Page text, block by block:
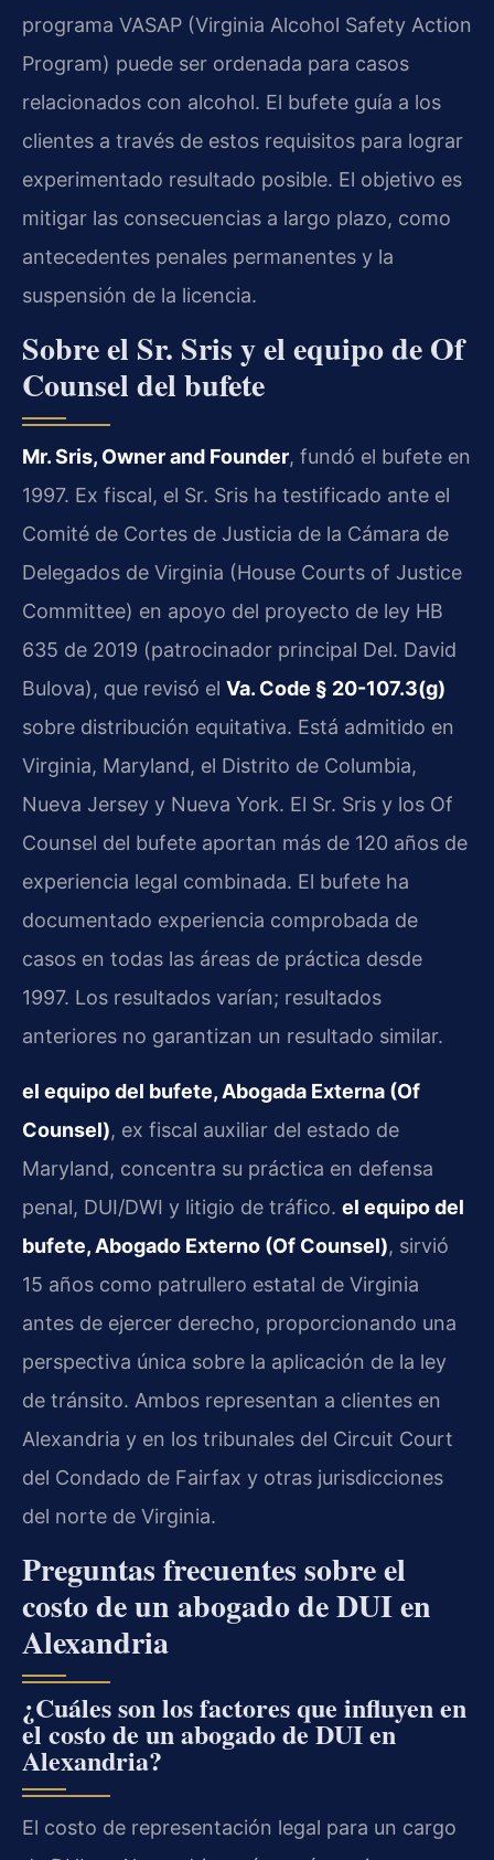
programa VASAP (Virginia Alcohol Safety Action
Program) puede ser ordenada para casos
relacionados con alcohol. El bufete guía a los
clientes a través de estos requisitos para lograr
experimentado resultado posible. El objetivo es
mitigar las consecuencias a largo plazo, como
antecedentes penales permanentes y la
suspensión de la licencia.
Sobre el Sr. Sris y el equipo de Of
Counsel del bufete
Mr. Sris, Owner and Founder, fundó el bufete en
1997. Ex fiscal, el Sr. Sris ha testificado ante el
Comité de Cortes de Justicia de la Cámara de
Delegados de Virginia (House Courts of Justice
Committee) en apoyo del proyecto de ley HB
635 de 2019 (patrocinador principal Del. David
Bulova), que revisó el Va. Code § 20-107.3(g)
sobre distribución equitativa. Está admitido en
Virginia, Maryland, el Distrito de Columbia,
Nueva Jersey y Nueva York. El Sr. Sris y los Of
Counsel del bufete aportan más de 120 años de
experiencia legal combinada. El bufete ha
documentado experiencia comprobada de
casos en todas las áreas de práctica desde
1997. Los resultados varían; resultados
anteriores no garantizan un resultado similar.
el equipo del bufete, Abogada Externa (Of
Counsel), ex fiscal auxiliar del estado de
Maryland, concentra su práctica en defensa
penal, DUI/DWI y litigio de tráfico. el equipo del
bufete, Abogado Externo (Of Counsel), sirvió
15 años como patrullero estatal de Virginia
antes de ejercer derecho, proporcionando una
perspectiva única sobre la aplicación de la ley
de tránsito. Ambos representan a clientes en
Alexandria y en los tribunales del Circuit Court
del Condado de Fairfax y otras jurisdicciones
del norte de Virginia.
Preguntas frecuentes sobre el
costo de un abogado de DUI en
Alexandria
¿Cuáles son los factores que influyen en
el costo de un abogado de DUI en
Alexandria?
El costo de representación legal para un cargo